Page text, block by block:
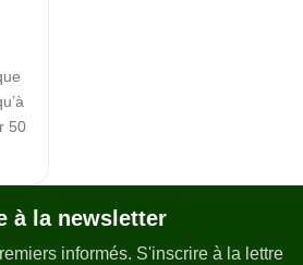
50
à la newsletter
informés. S'inscrire à la lettre